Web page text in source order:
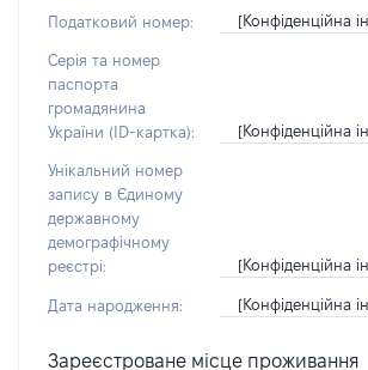
Податковий номер: [Конфіденційна
Серія та номер
паспорта
громадянина
України (ID-картка):
[Конфіденційна
Унікальний номер
запису в Єдиному
державному
демографічному
реєстрі:
[Конфіденційна
Дата народження: [Конфіденційна
Зареєстроване місце проживання